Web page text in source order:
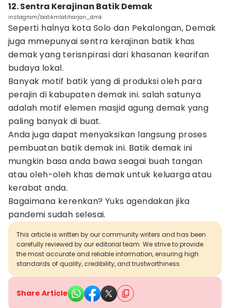
12. Sentra Kerajinan Batik Demak
instagram/batikmlatiharjan_dmk
Seperti halnya kota Solo dan Pekalongan, Demak
juga mmepunyai sentra kerajinan batik khas
demak yang terisnpirasi dari khasanan kearifan
budaya lokal.
Banyak motif batik yang di produksi oleh para
perajin di kabupaten demak ini. salah satunya
adalah motif elemen masjid agung demak yang
paling banyak di buat.
Anda juga dapat menyaksikan langsung proses
pembuatan batik demak ini. Batik demak ini
mungkin basa anda bawa seagai buah tangan
atau oleh-oleh khas demak untuk keluarga atau
kerabat anda.
Bagaimana kerenkan? Yuks agendakan jika
pandemi sudah selesai.
This article is written by our community writers and has been
carefully reviewed by our editorial team. We strive to provide
the most accurate and reliable information, ensuring high
standards of quality, credibility, and trustworthiness.
Share Article